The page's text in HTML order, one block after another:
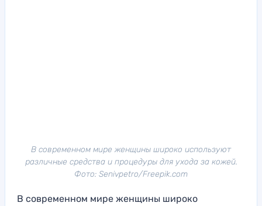
В современном мире женщины широко используют
различные средства и процедуры для ухода за кожей.
Фото: Senivpetro/Freepik.com
В современном мире женщины широко